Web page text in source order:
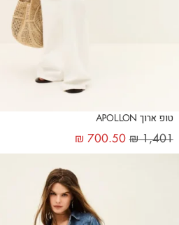
טופ ארוך APOLLON
₪1,401
₪ 700.50